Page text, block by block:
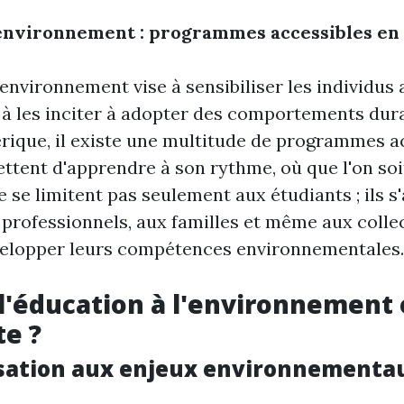
: programmes accessibles
vise à sensibiliser les individus
les inciter à adopter des comportements
il existe une multitude de programmes
d'apprendre à son rythme, où que l'on
se limitent pas seulement aux étudiants ; ils
aux familles et même aux
leurs compétences environnementales.
à l'environnement
?
aux enjeux